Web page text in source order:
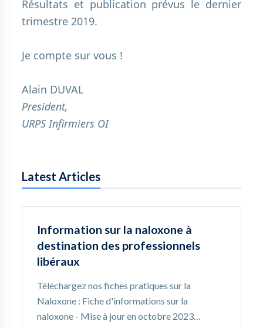
Résultats et publication prévus le dernier
trimestre 2019.
Je compte sur vous !
Alain DUVAL
President,
URPS Infirmiers OI
Latest Articles
Information sur la naloxone à
destination des professionnels
libéraux
Téléchargez nos fiches pratiques sur la
Naloxone : Fiche d'informations sur la
naloxone - Mise à jour en octobre 2023…